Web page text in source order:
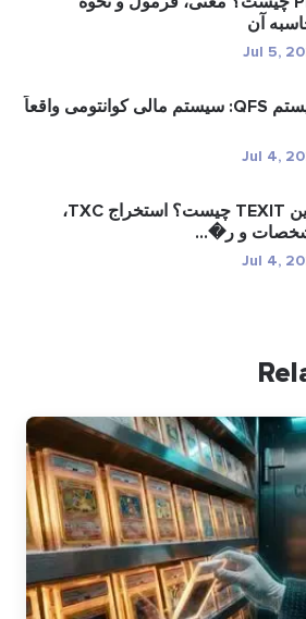
آن
Jul 5,
سیستم QFS: سیستم مالی کوانتومی واقعاً
Jul 4,
کوین TEXIT چیست؟ استخراج TXC،
و ر�...
Jul 4,